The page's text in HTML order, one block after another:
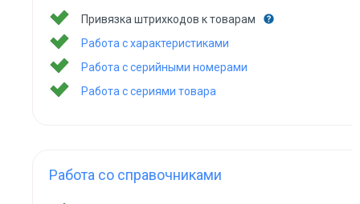
Привязка штрихкодов к товарам
Работа с характеристиками
Работа с серийными номерами
Работа с сериями товара
Работа со справочниками